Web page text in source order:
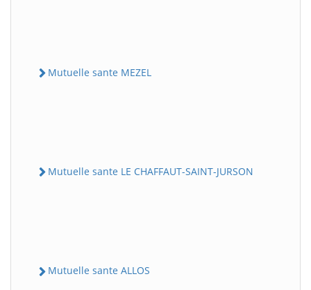
Mutuelle sante MEZEL
Mutuelle sante LE CHAFFAUT-SAINT-JURSON
Mutuelle sante ALLOS